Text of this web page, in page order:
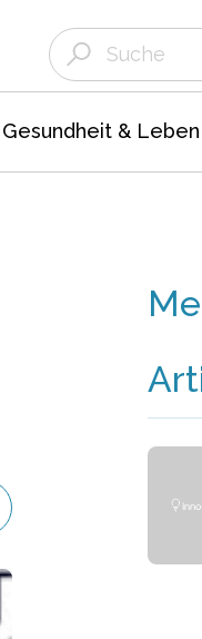
Gesundheit & Leben